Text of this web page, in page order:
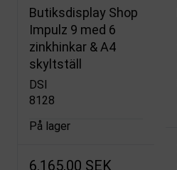
Butiksdisplay Shop
Impulz 9 med 6
zinkhinkar & A4
skyltställ
DSI
8128
På lager
6.165,00 SEK